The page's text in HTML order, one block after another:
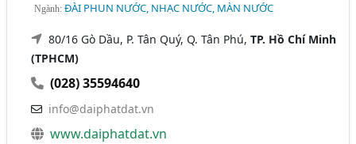
Ngành:ĐÀI PHUN NƯỚC, NHẠC NƯỚC, MÀN NƯỚC
80/16 Gò Dầu, P. Tân Quý, Q. Tân Phú,TP. Hồ Chí Minh
(TPHCM)
(028) 35594640
info@daiphatdat.vn
www.daiphatdat.vn